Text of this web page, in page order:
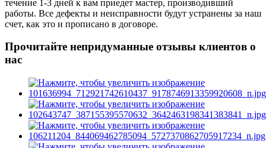
течение 1-3 дней к вам приедет мастер, производивший
работы. Все дефекты и неисправности будут устранены за наш
счет, как это и прописано в договоре.
Прочитайте непридуманные отзывы клиентов о
нас